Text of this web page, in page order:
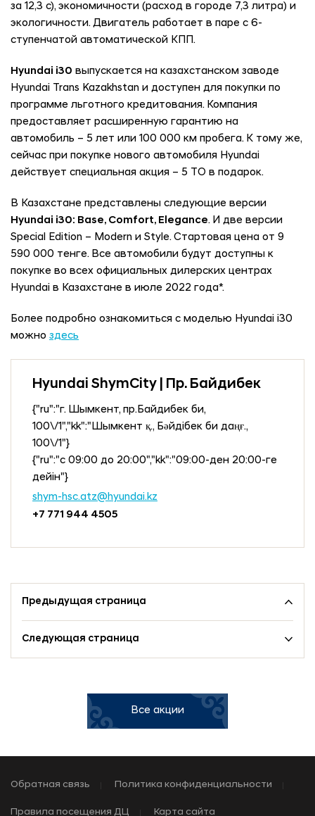
за 12,3 с), экономичности (расход в городе 7,3 литра) и
экологичности. Двигатель работает в паре с 6-
ступенчатой автоматической КПП.
Hyundai i30 выпускается на казахстанском заводе
Hyundai Trans Kazakhstan и доступен для покупки по
программе льготного кредитования. Компания
предоставляет расширенную гарантию на
автомобиль – 5 лет или 100 000 км пробега. К тому же,
сейчас при покупке нового автомобиля Hyundai
действует специальная акция – 5 ТО в подарок.
В Казахстане представлены следующие версии
Hyundai i30: Base, Comfort, Elegance. И две версии
Special Edition – Modern и Style. Стартовая цена от 9
590 000 тенге. Все автомобили будут доступны к
покупке во всех официальных дилерских центрах
Hyundai в Казахстане в июле 2022 года*.
Более подробно ознакомиться с моделью Hyundai i30
можно здесь
Hyundai ShymCity | Пр. Байдибек
{"ru":"г. Шымкент, пр.Байдибек би,
100\/1","kk":"Шымкент қ., Бәйдібек би даңғ.,
100\/1"}
{"ru":"с 09:00 до 20:00","kk":"09:00-ден 20:00-ге
дейін"}
shym-hsc.atz@hyundai.kz
‎+7 771 944 4505
Предыдущая страница
Следующая страница
Все акции
Обратная связь Политика конфиденциальности
Правила посещения ДЦ Карта сайта